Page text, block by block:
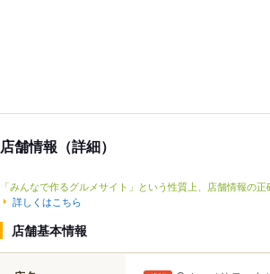
店舗情報（詳細）
「みんなで作るグルメサイト」という性質上、店舗情報の
詳しくはこちら
店舗基本情報